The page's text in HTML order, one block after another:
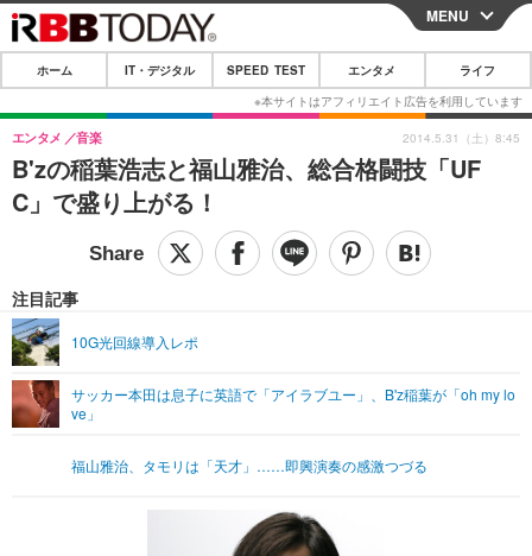
CLOSE
ホーム
IT・デジタル
IT・デジタルTOP スマートフォン
ショッピング その他
SPEED TEST
エンタメTOP 映画・ドラマ
ショッピング その他
ライフTOP
リリース一覧
プッシュ通知の停止方法
MENU
ホーム IT・デジタル SPEED TEST エンタメ ライフ
B'zの稲葉浩志と福山雅治、総合格闘技「UF
C」で盛り上がる！
エンタメ 音楽
注目記事
10G光回線導入レポ
サッカー本田は息子に英語で「アイラブユー」、B'z稲葉が「oh my lo
ve」
福山雅治、タモリは「天才」……即興演奏の感激つづる
2014.5.31（土）8:45